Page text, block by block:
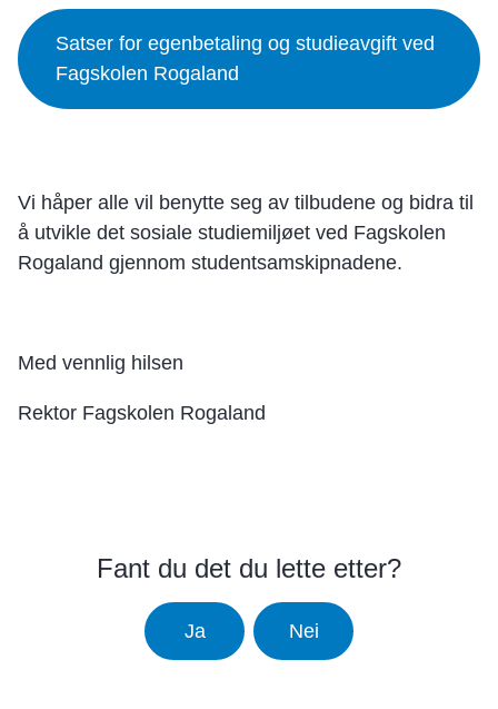
Satser for egenbetaling og studieavgift ved
Fagskolen Rogaland
Vi håper alle vil benytte seg av tilbudene og bidra til
å utvikle det sosiale studiemiljøet ved Fagskolen
Rogaland gjennom studentsamskipnadene.
Med vennlig hilsen
Rektor Fagskolen Rogaland
Fant du det du lette etter?
Ja Nei